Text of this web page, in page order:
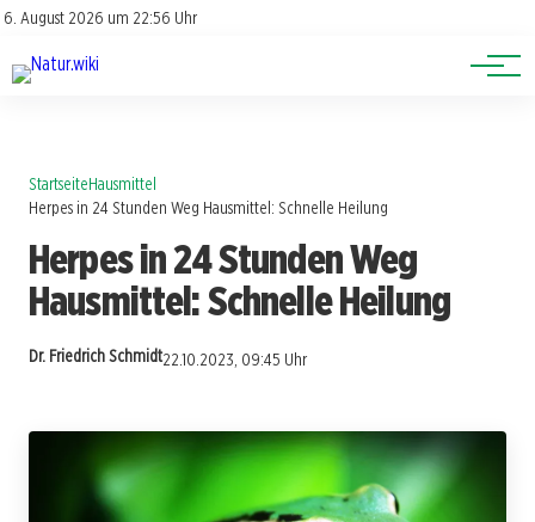
6. August 2026 um 22:56 Uhr
Account
Lexikon
Themen
StartseiteHausmittel
Herpes in 24 Stunden Weg Hausmittel: Schnelle Heilung
Herpes in 24 Stunden Weg
Hausmittel: Schnelle Heilung
Dr. Friedrich Schmidt22.10.2023, 09:45 Uhr